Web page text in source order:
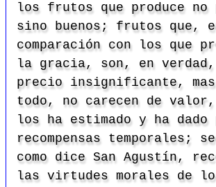
los frutos que produce no
sino buenos; frutos que,
comparación con los que
la gracia, son, en
precio insignificante,
todo, no carecen de
los ha estimado y ha
recompensas temporales;
como dice San Agustín,
las virtudes morales de